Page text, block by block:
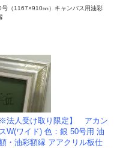
号（1167×910㎜）キャンバス用油彩
※法人受け取り限定】 アカン
W(ワイド) 色：銀 50号用 油
・油彩額縁 アアクリル板仕